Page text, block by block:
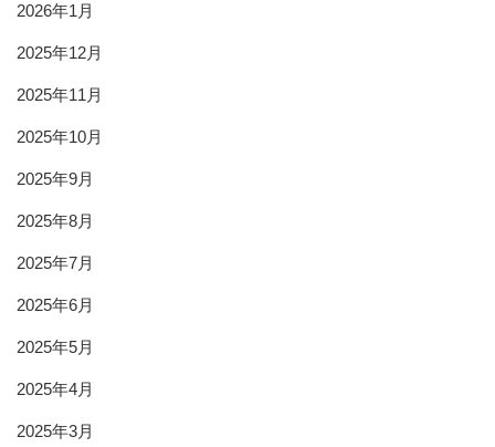
2026年1月
2025年12月
2025年11月
2025年10月
2025年9月
2025年8月
2025年7月
2025年6月
2025年5月
2025年4月
2025年3月